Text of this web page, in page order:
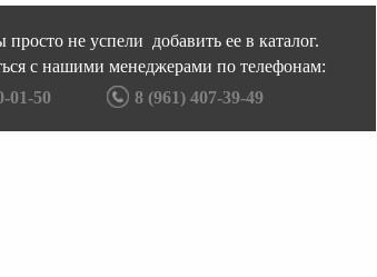
не успели добавить ее в каталог.
с нашими менеджерами по телефонам:
01-50 8 (961) 407-39-49